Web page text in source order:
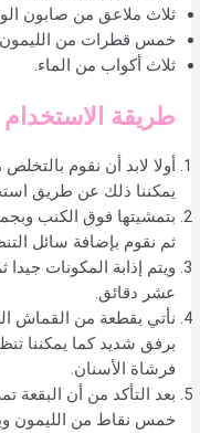
ثلاث ملاعق من صابون
خمس قطرات من
ثلاث أكواب من الماء.
طريقة الاستخدام
أولا لابد أن نقوم
يمكننا ذلك عن طريق
بتمشيتها فوق الكنب
ثم نقوم بإضافة سائل
ويتم إذابة المكونات
عشر دقائق.
نأتي بقطعة من القماش
برفق شديد كما يمكننا
فرشاة الأسنان.
بعد التأكد من أن البقعة
خمس نقاط من الليمون